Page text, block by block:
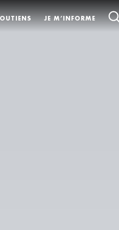
JE M’INFORME